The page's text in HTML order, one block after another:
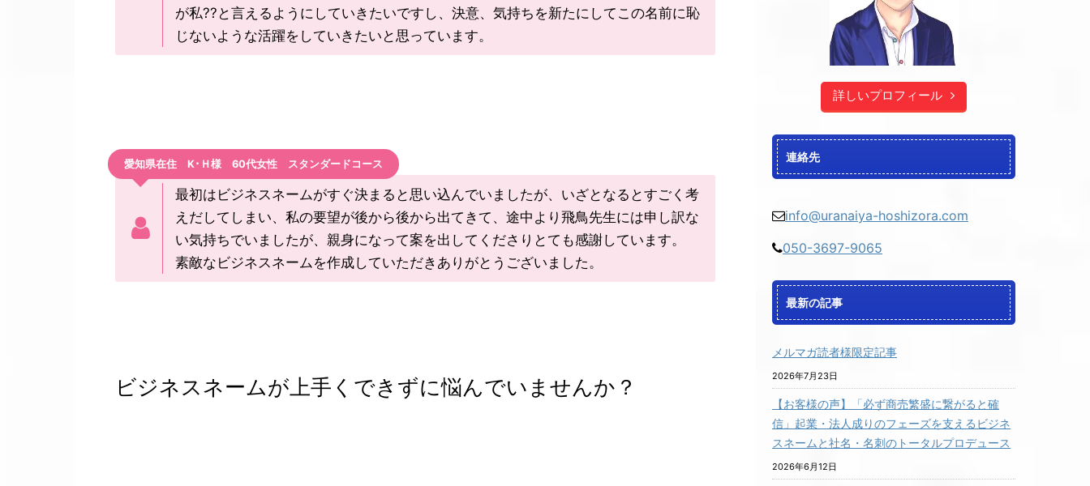
が私??と言えるようにしていきたいですし、決意、気持ちを新たにしてこの名前に恥
じないような活躍をしていきたいと思っています。
愛知県在住 K･Ｈ様 60代女性 スタンダードコース
最初はビジネスネームがすぐ決まると思い込んでいましたが、いざとなるとすごく考
えだしてしまい、私の要望が後から後から出てき て、途中より飛鳥先生には申し訳な
い気持ちでいましたが、親身になって案を出してくださりとても感謝しています。
素敵なビジネスネームを作成していただきありがとうございました。
ビジネスネームが上手くできずに悩んでいませんか？
詳しいプロフィール
連絡先
info@uranaiya-hoshizora.com
050-3697-9065
最新の記事
メルマガ読者様限定記事
2026年7月23日
【お客様の声】「必ず商売繁盛に繋がると確
信」起業・法人成りのフェーズを支えるビジネ
スネームと社名・名刺のトータルプロデュース
2026年6月12日